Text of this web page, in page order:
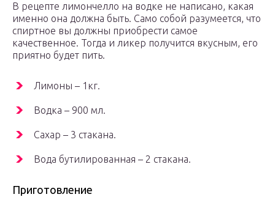
В рецепте лимончелло на водке не написано, какая
именно она должна быть. Само собой разумеется, что
спиртное вы должны приобрести самое
качественное. Тогда и ликер получится вкусным, его
приятно будет пить.
Лимоны – 1кг.
Водка – 900 мл.
Сахар – 3 стакана.
Вода бутилированная – 2 стакана.
Приготовление